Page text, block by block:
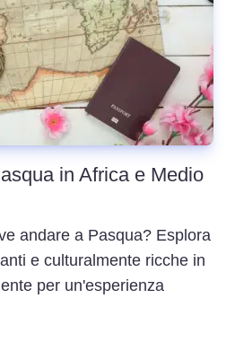
in Africa e Medio
andare a Pasqua? Esplora
e culturalmente ricche in
per un'esperienza